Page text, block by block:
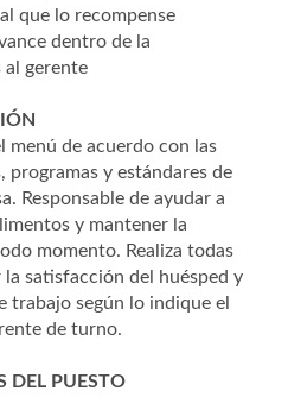
que lo recompense
dentro de la
al gerente
menú de acuerdo con las
y estándares de
Responsable de ayudar a
y mantener la
momento. Realiza todas
la satisfacción del huésped y
trabajo según lo indique el
de turno.
DEL PUESTO